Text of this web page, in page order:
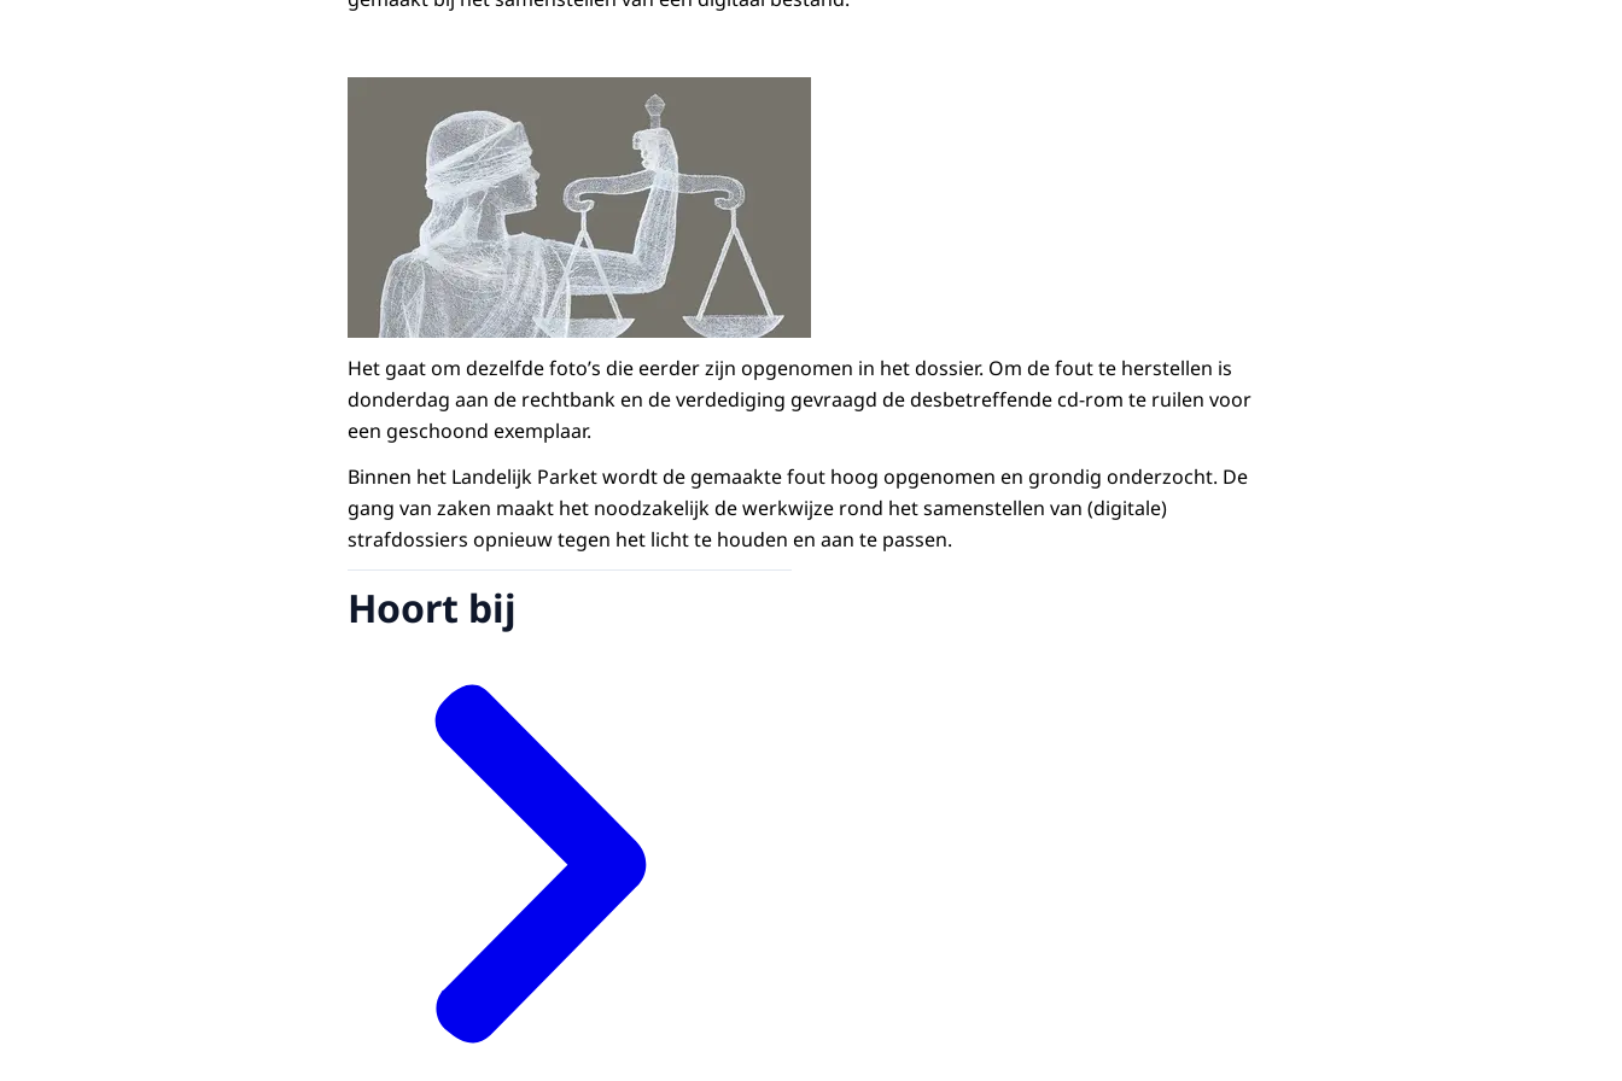
Het gaat om dezelfde foto’s die eerder zijn opgenomen in het dossier. Om de fout te herstellen is
donderdag aan de rechtbank en de verdediging gevraagd de desbetreffende cd-rom te ruilen voor
een geschoond exemplaar.
Binnen het Landelijk Parket wordt de gemaakte fout hoog opgenomen en grondig onderzocht. De
gang van zaken maakt het noodzakelijk de werkwijze rond het samenstellen van (digitale)
strafdossiers opnieuw tegen het licht te houden en aan te passen.
Hoort bij